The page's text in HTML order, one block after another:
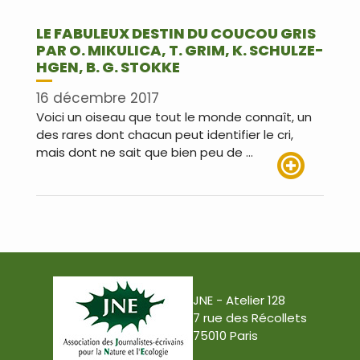
LE FABULEUX DESTIN DU COUCOU GRIS
PAR O. MIKULICA, T. GRIM, K. SCHULZE-
HGEN, B. G. STOKKE
16 décembre 2017
Voici un oiseau que tout le monde connaît, un
des rares dont chacun peut identifier le cri,
mais dont ne sait que bien peu de …
JNE - Atelier 128
7 rue des Récollets
75010 Paris